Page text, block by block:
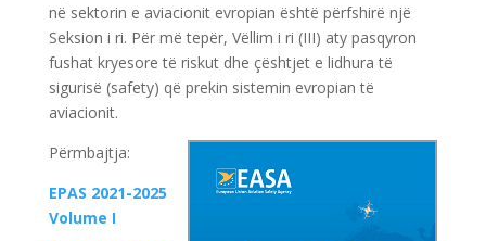
në sektorin e aviacionit evropian është përfshirë një
Seksion i ri. Për më tepër, Vëllim i ri (III) aty pasqyron
fushat kryesore të riskut dhe çështjet e lidhura të
sigurisë (safety) që prekin sistemin evropian të
aviacionit.
Përmbajtja:
EPAS 2021-2025
Volume I